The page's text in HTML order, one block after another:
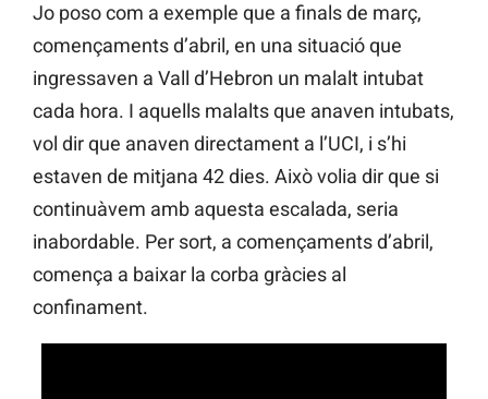
Jo poso com a exemple que a finals de març,
començaments d’abril, en una situació que
ingressaven a Vall d’Hebron un malalt intubat
cada hora. I aquells malalts que anaven intubats,
vol dir que anaven directament a l’UCI, i s’hi
estaven de mitjana 42 dies. Això volia dir que si
continuàvem amb aquesta escalada, seria
inabordable. Per sort, a començaments d’abril,
comença a baixar la corba gràcies al
confinament.